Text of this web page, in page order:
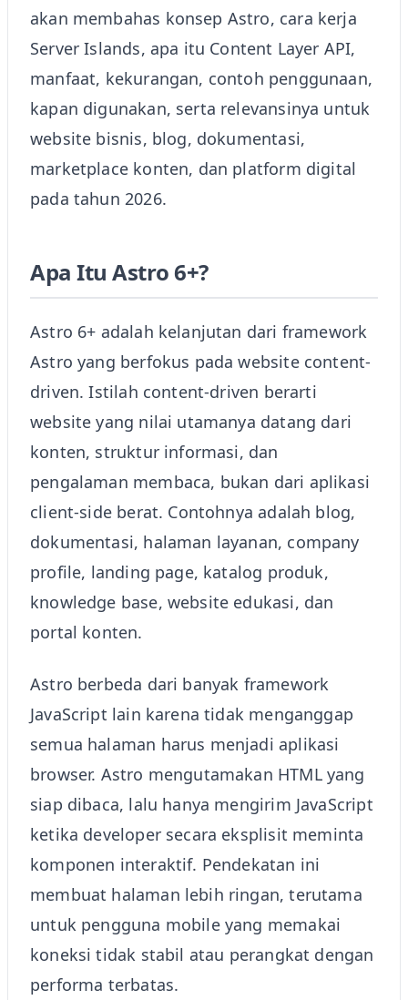
akan membahas konsep Astro, cara kerja
Server Islands, apa itu Content Layer API,
manfaat, kekurangan, contoh penggunaan,
kapan digunakan, serta relevansinya untuk
website bisnis, blog, dokumentasi,
marketplace konten, dan platform digital
pada tahun 2026.
Apa Itu Astro 6+?
Astro 6+ adalah kelanjutan dari framework
Astro yang berfokus pada website content-
driven. Istilah content-driven berarti
website yang nilai utamanya datang dari
konten, struktur informasi, dan
pengalaman membaca, bukan dari aplikasi
client-side berat. Contohnya adalah blog,
dokumentasi, halaman layanan, company
profile, landing page, katalog produk,
knowledge base, website edukasi, dan
portal konten.
Astro berbeda dari banyak framework
JavaScript lain karena tidak menganggap
semua halaman harus menjadi aplikasi
browser. Astro mengutamakan HTML yang
siap dibaca, lalu hanya mengirim JavaScript
ketika developer secara eksplisit meminta
komponen interaktif. Pendekatan ini
membuat halaman lebih ringan, terutama
untuk pengguna mobile yang memakai
koneksi tidak stabil atau perangkat dengan
performa terbatas.